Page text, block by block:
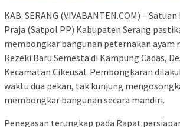
KAB. SERANG (VIVABANTEN.COM) –
Praja (Satpol PP) Kabupaten Serang
membongkar bangunan peternakan ayam
Rezeki Baru Semesta di Kampung Cadas,
Kecamatan Cikeusal. Pembongkaran
waktu dua pekan, tak kunjung
membongkar bangunan secara mandiri.
Penegasan terungkap pada Rapat